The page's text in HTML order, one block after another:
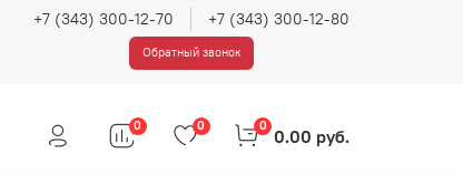
+7 (343) 300-12-70 +7 (343) 300-12-80
Обратный звонок
0 0 0 0.00 руб.